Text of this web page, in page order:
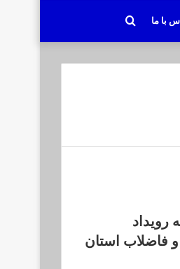
با ما جستجو
برای
رویداد
فاضلاب استان